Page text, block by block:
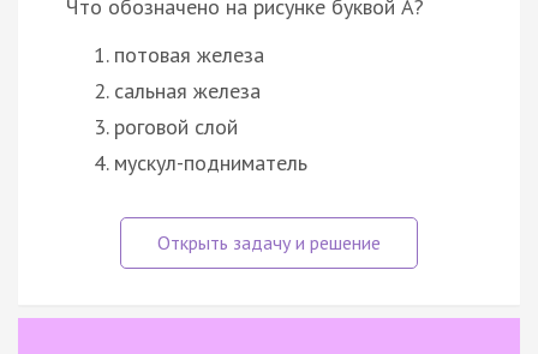
Что обозначено на рисунке буквой А?
потовая железа
сальная железа
роговой слой
мускул-подниматель